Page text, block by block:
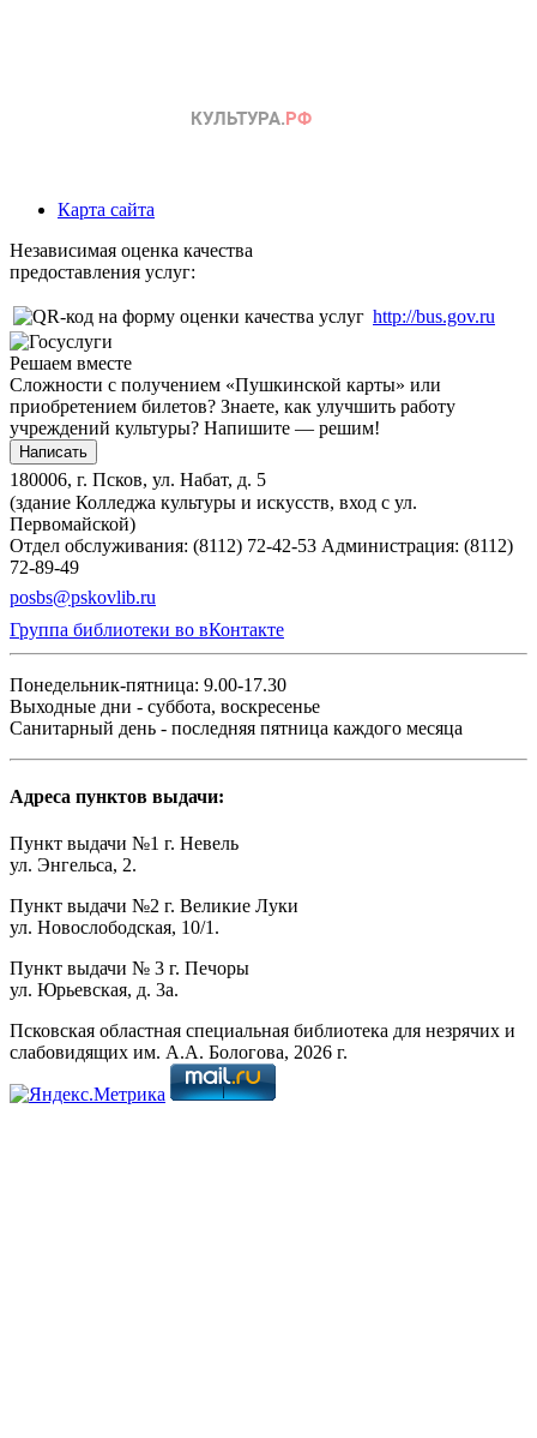
Карта сайта
Независимая оценка качества
предоставления услуг:
http://bus.gov.ru
Решаем вместе
Сложности с получением «Пушкинской карты» или
приобретением билетов? Знаете, как улучшить работу
учреждений культуры? Напишите — решим!
Написать
180006, г. Псков, ул. Набат, д. 5
(здание Колледжа культуры и искусств, вход с ул.
Первомайской)
Отдел обслуживания: (8112) 72-42-53 Администрация: (8112)
72-89-49
posbs@pskovlib.ru
Группа библиотеки во вКонтакте
Понедельник-пятница: 9.00-17.30
Выходные дни - суббота, воскресенье
Санитарный день - последняя пятница каждого месяца
Адреса пунктов выдачи:
Пункт выдачи №1 г. Невель
ул. Энгельса, 2.
Пункт выдачи №2 г. Великие Луки
ул. Новослободская, 10/1.
Пункт выдачи № 3 г. Печоры
ул. Юрьевская, д. 3а.
Псковская областная специальная библиотека для незрячих и
слабовидящих им. А.А. Бологова, 2026 г.